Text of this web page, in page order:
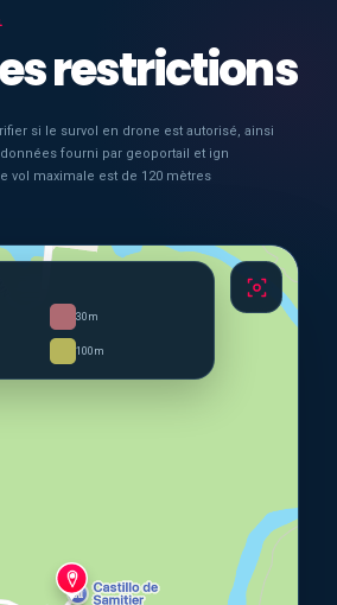
restrictions
si le survol en drone est autorisé, ainsi
fourni par geoportail et ign
vol maximale est de 120 mètres
30m
100m